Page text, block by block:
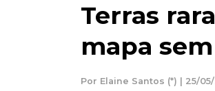
Terras
mapa
Por Elaine Santos (*) | 25/